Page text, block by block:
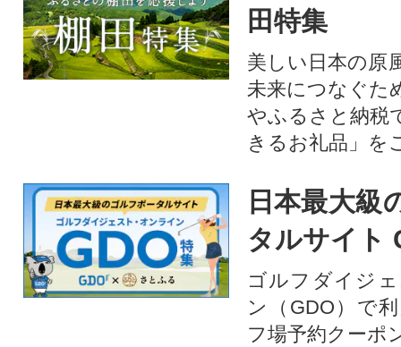
田特集
美しい日本の原
未来につなぐた
やふるさと納税
きるお礼品」を
日本最大級
タルサイト
ゴルフダイジ
ン（GDO）で
フ場予約クーポ